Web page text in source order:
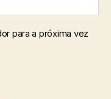
para a próxima vez